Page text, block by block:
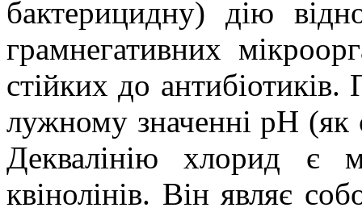
бактерицидну) дію
грамнегативних
стійких до
лужному значенні рН
Деквалінію хлорид є
квінолінів. Він являє